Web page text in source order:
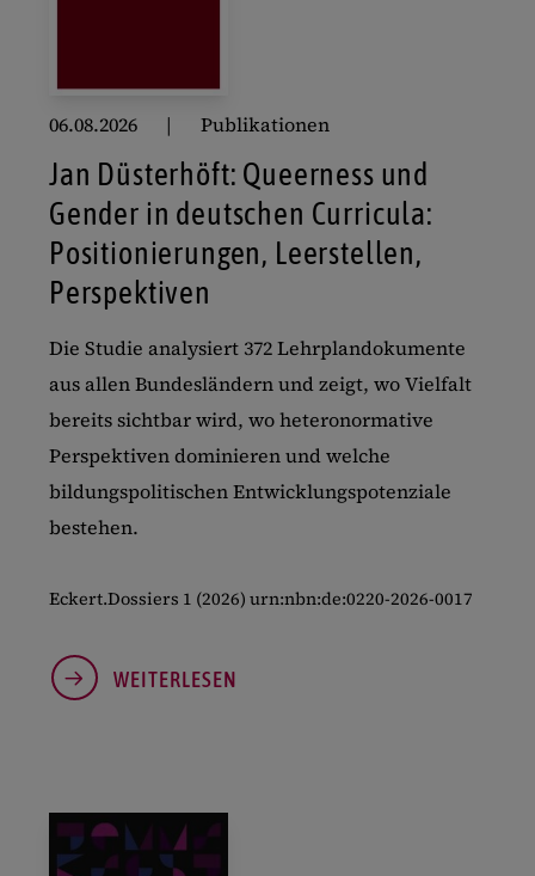
06.08.2026 Publikationen
Jan Düsterhöft: Queerness und
Gender in deutschen Curricula:
Positionierungen, Leerstellen,
Perspektiven
Die Studie analysiert 372 Lehrplandokumente
aus allen Bundesländern und zeigt, wo Vielfalt
bereits sichtbar wird, wo heteronormative
Perspektiven dominieren und welche
bildungspolitischen Entwicklungspotenziale
bestehen.
Eckert.Dossiers 1 (2026) urn:nbn:de:0220-2026-0017
WEITERLESEN